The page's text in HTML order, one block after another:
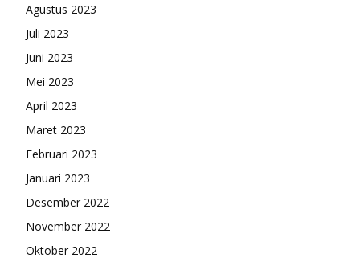
Agustus 2023
Juli 2023
Juni 2023
Mei 2023
April 2023
Maret 2023
Februari 2023
Januari 2023
Desember 2022
November 2022
Oktober 2022